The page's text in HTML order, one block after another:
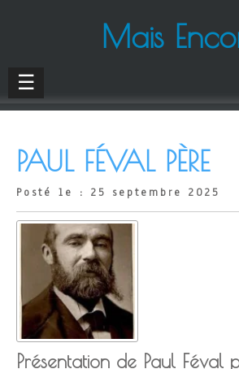
Mais
☰
PAUL FÉVAL PÈRE
Posté le : 25 septembre 2025
Présentation de Paul Féval